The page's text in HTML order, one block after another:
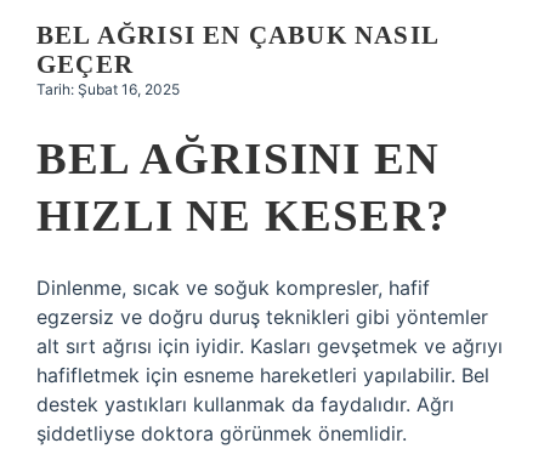
Hakkımızda
BEL AĞRISI EN ÇABUK NASIL
GEÇER
Tarih: Şubat 16, 2025
BEL AĞRISINI EN
HIZLI NE KESER?
Dinlenme, sıcak ve soğuk kompresler, hafif
egzersiz ve doğru duruş teknikleri gibi yöntemler
alt sırt ağrısı için iyidir. Kasları gevşetmek ve ağrıyı
hafifletmek için esneme hareketleri yapılabilir. Bel
destek yastıkları kullanmak da faydalıdır. Ağrı
şiddetliyse doktora görünmek önemlidir.